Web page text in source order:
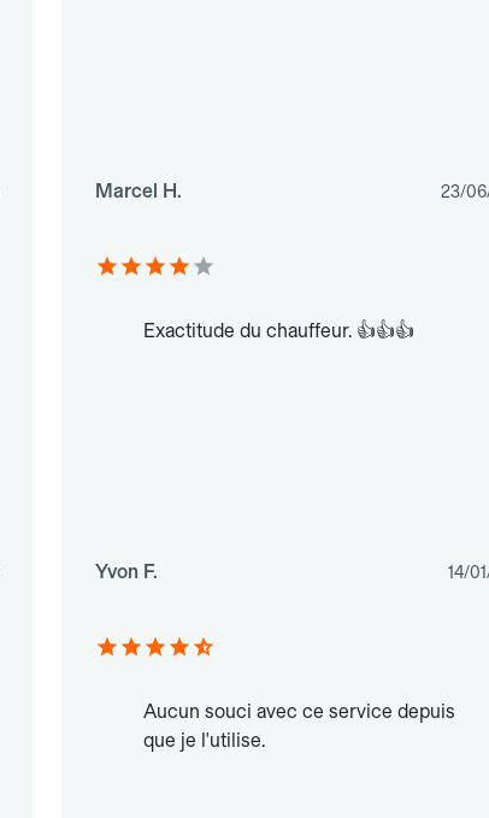
Marcel H. 23/
Exactitude du chauffeur. 👍👍👍
Yvon F. 14/
Aucun souci avec ce service depuis
que je l'utilise.